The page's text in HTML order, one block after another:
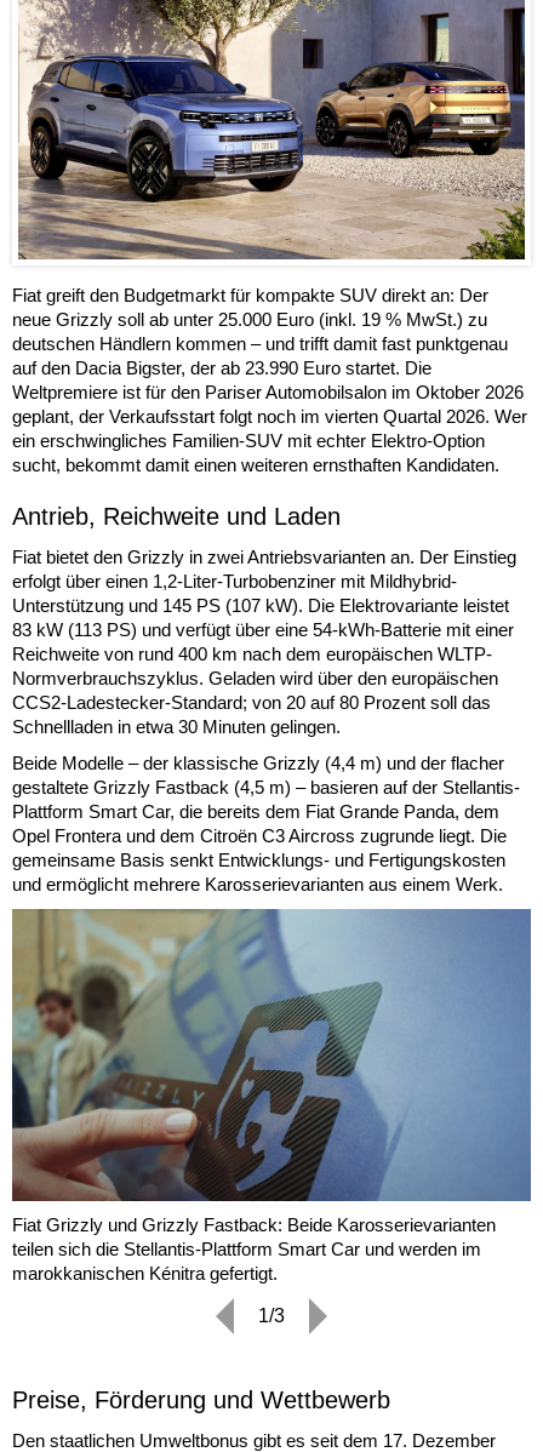
Fiat greift den Budgetmarkt für kompakte SUV direkt an: Der
neue Grizzly soll ab unter 25.000 Euro (inkl. 19 % MwSt.) zu
deutschen Händlern kommen – und trifft damit fast punktgenau
auf den Dacia Bigster, der ab 23.990 Euro startet. Die
Weltpremiere ist für den Pariser Automobilsalon im Oktober 2026
geplant, der Verkaufsstart folgt noch im vierten Quartal 2026. Wer
ein erschwingliches Familien-SUV mit echter Elektro-Option
sucht, bekommt damit einen weiteren ernsthaften Kandidaten.
Antrieb, Reichweite und Laden
Fiat bietet den Grizzly in zwei Antriebsvarianten an. Der Einstieg
erfolgt über einen 1,2-Liter-Turbobenziner mit Mildhybrid-
Unterstützung und 145 PS (107 kW). Die Elektrovariante leistet
83 kW (113 PS) und verfügt über eine 54-kWh-Batterie mit einer
Reichweite von rund 400 km nach dem europäischen WLTP-
Normverbrauchszyklus. Geladen wird über den europäischen
CCS2-Ladestecker-Standard; von 20 auf 80 Prozent soll das
Schnellladen in etwa 30 Minuten gelingen.
Beide Modelle – der klassische Grizzly (4,4 m) und der flacher
gestaltete Grizzly Fastback (4,5 m) – basieren auf der Stellantis-
Plattform Smart Car, die bereits dem Fiat Grande Panda, dem
Opel Frontera und dem Citroën C3 Aircross zugrunde liegt. Die
gemeinsame Basis senkt Entwicklungs- und Fertigungskosten
und ermöglicht mehrere Karosserievarianten aus einem Werk.
Fiat Grizzly und Grizzly Fastback: Beide Karosserievarianten
teilen sich die Stellantis-Plattform Smart Car und werden im
marokkanischen Kénitra gefertigt.
1/3
Preise, Förderung und Wettbewerb
Den staatlichen Umweltbonus gibt es seit dem 17. Dezember